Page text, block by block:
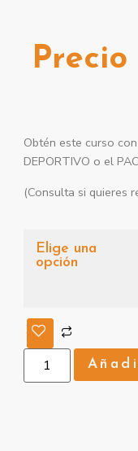
Precio
Obtén este curso
DEPORTIVO o el
(Consulta si quieres
Elige una
opción